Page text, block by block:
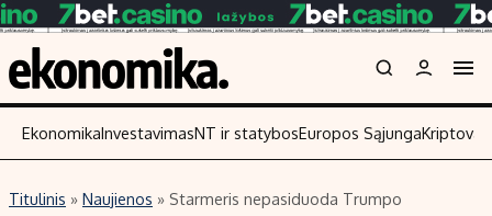
EkonomikaInvestavimasNT ir statybosEuropos Sąjunga
Titulinis » Naujienos » Starmeris nepasiduoda Trumpo